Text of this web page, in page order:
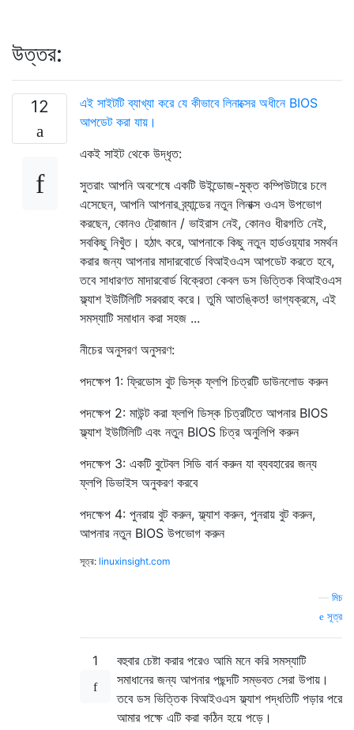
উত্তর:
12
এই সাইটটি ব্যাখ্যা করে যে কীভাবে লিনাক্সের অধীনে BIOS
আপডেট করা যায়।
একই সাইট থেকে উদ্ধৃত:
সুতরাং আপনি অবশেষে একটি উইন্ডোজ-মুক্ত কম্পিউটারে চলে
এসেছেন, আপনি আপনার ব্র্যান্ডের নতুন লিনাক্স ওএস উপভোগ
করছেন, কোনও ট্রোজান / ভাইরাস নেই, কোনও ধীরগতি নেই,
সবকিছু নিখুঁত। হঠাৎ করে, আপনাকে কিছু নতুন হার্ডওয়্যার সমর্থন
করার জন্য আপনার মাদারবোর্ডে বিআইওএস আপডেট করতে হবে,
তবে সাধারণত মাদারবোর্ড বিক্রেতা কেবল ডস ভিত্তিক বিআইওএস
ফ্ল্যাশ ইউটিলিটি সরবরাহ করে। তুমি আতঙ্কিত! ভাগ্যক্রমে, এই
সমস্যাটি সমাধান করা সহজ ...
নীচের অনুসরণ অনুসরণ:
পদক্ষেপ 1: ফ্রিডোস বুট ডিস্ক ফ্লপি চিত্রটি ডাউনলোড করুন
পদক্ষেপ 2: মাউন্ট করা ফ্লপি ডিস্ক চিত্রটিতে আপনার BIOS
ফ্ল্যাশ ইউটিলিটি এবং নতুন BIOS চিত্র অনুলিপি করুন
পদক্ষেপ 3: একটি বুটেবল সিডি বার্ন করুন যা ব্যবহারের জন্য
ফ্লপি ডিভাইস অনুকরণ করবে
পদক্ষেপ 4: পুনরায় বুট করুন, ফ্ল্যাশ করুন, পুনরায় বুট করুন,
আপনার নতুন BIOS উপভোগ করুন
সূত্র: linuxinsight.com
মিচ
সূত্র
1
বহুবার চেষ্টা করার পরেও আমি মনে করি সমস্যাটি
সমাধানের জন্য আপনার পছন্দটি সম্ভবত সেরা উপায়।
তবে ডস ভিত্তিক বিআইওএস ফ্ল্যাশ পদ্ধতিটি পড়ার পরে
আমার পক্ষে এটি করা কঠিন হয়ে পড়ে।